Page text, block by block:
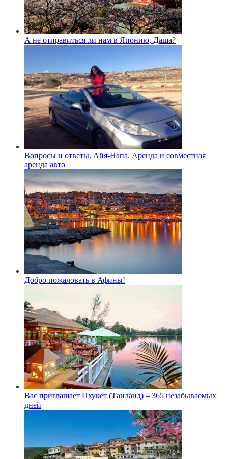
А не отправиться ли нам в Японию, Даша?
Вопросы и ответы. Айя-Напа. Аренда и совместная
аренда авто
Добро пожаловать в Афины!
Вас приглашает Пхукет (Таиланд) – 365 незабываемых
дней